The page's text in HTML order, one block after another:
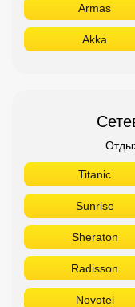
Armas
Akka
Titanic
Sunrise
Sheraton
Radisson
Novotel